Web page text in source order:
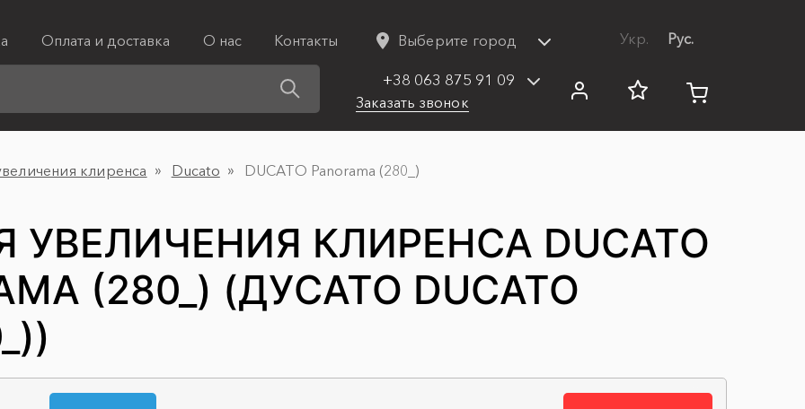
Оплата и доставка О нас Контакты Выберите город Укр. Рус.
+38 063 875 91 09
Заказать звонок
клиренса Ducato DUCATO Panorama (280_)
КЛИРЕНСА DUCATO
(280_) (ДУCАТО DUCATO